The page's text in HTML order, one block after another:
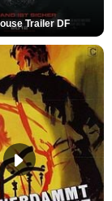
Trailer DF